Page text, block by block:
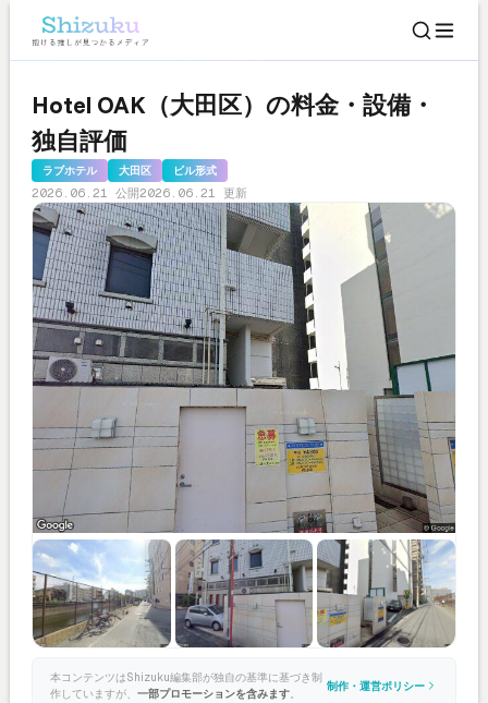
Hotel OAK（大田区）の料金・設備・
独自評価
ラブホテル 大田区 ビル形式
2026.06.21 公開2026.06.21 更新
本コンテンツはShizuku編集部が独自の基準に基づき制
作していますが、 一部プロモーションを含みます。
制作・運営ポリシー